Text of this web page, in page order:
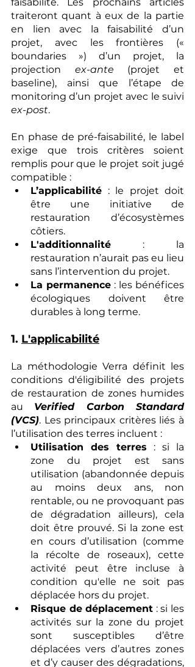
traiteront quant à eux de la partie
en lien avec la faisabilité d’un
projet, avec les frontières («
boundaries ») d’un projet, la
projection ex-ante (projet et
baseline), ainsi que l’étape de
ex-post.
En phase de pré-faisabilité, le label
exige que trois critères soient
remplis pour que le projet soit jugé
compatible :
L’applicabilité : le projet doit
être une initiative de
restauration d’écosystèmes
côtiers.
L'additionnalité : la
restauration n’aurait pas eu lieu
sans l’intervention du projet.
La permanence : les bénéfices
écologiques doivent être
durables à long terme.
1. L'applicabilité
La méthodologie Verra définit les
conditions d'éligibilité des projets
de restauration de zones humides
au Verified Carbon Standard
(VCS). Les principaux critères liés à
l’utilisation des terres incluent :
Utilisation des terres : si la
zone du projet est sans
utilisation (abandonnée depuis
au moins deux ans, non
rentable, ou ne provoquant pas
de dégradation ailleurs), cela
doit être prouvé. Si la zone est
en cours d’utilisation (comme
la récolte de roseaux), cette
activité peut être incluse à
condition qu'elle ne soit pas
déplacée hors du projet.
Risque de déplacement : si les
activités sur la zone du projet
sont susceptibles d’être
déplacées vers d’autres zones
et d’y causer des dégradations,